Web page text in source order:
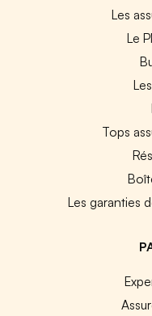
Les
Le
Tops
Les garanties